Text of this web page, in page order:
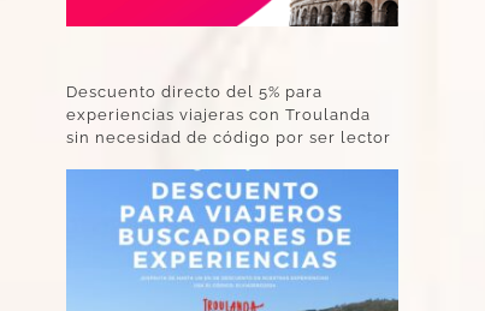
Descuento directo del 5% para
experiencias viajeras con Troulanda
sin necesidad de código por ser lector